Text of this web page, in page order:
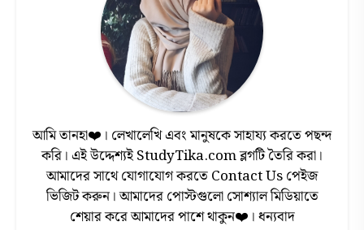
আমি তানহা❤️। লেখালেখি এবং মানুষকে সাহায্য করতে পছন্দ
করি। এই উদ্দেশ্যই StudyTika.com ব্লগটি তৈরি করা।
আমাদের সাথে যোগাযোগ করতে Contact Us পেইজ
ভিজিট করুন। আমাদের পোস্টগুলো সোশ্যাল মিডিয়াতে
শেয়ার করে আমাদের পাশে থাকুন❤️। ধন্যবাদ